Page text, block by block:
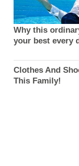
Why this
your best every
Clothes And
This Family!